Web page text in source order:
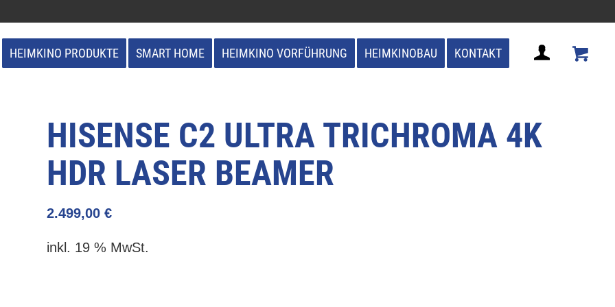
HEIMKINO PRODUKTE SMART HOME HEIMKINO VORFÜHRUNG HEIMKINOBAU KONTAKT
HISENSE C2 ULTRA TRICHROMA 4K
HDR LASER BEAMER
2.499,00€
inkl. 19 % MwSt.